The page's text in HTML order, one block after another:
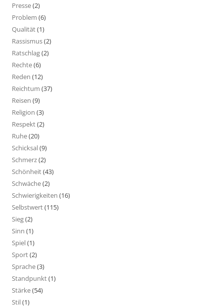
Presse(2)
Problem (6)
Qualität(1)
Rassismus(2)
Ratschlag(2)
Rechte(6)
Reden (12)
Reichtum (37)
Reisen (9)
Religion (3)
Respekt(2)
Ruhe(20)
Schicksal(9)
Schmerz(2)
Schönheit(43)
Schwäche(2)
Schwierigkeiten (16)
Selbstwert(115)
Sieg(2)
Sinn (1)
Spiel(1)
Sport(2)
Sprache(3)
Standpunkt(1)
Stärke(54)
Stil(1)